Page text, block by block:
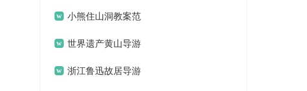
篇 小熊住山洞教案范
文8篇世界遗产黄山导游
词 浙江鲁迅故居导游